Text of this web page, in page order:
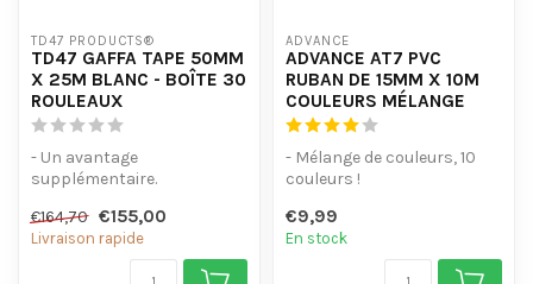
TD47 PRODUCTS®
TD47 GAFFA TAPE 50MM
X 25M BLANC - BOÎTE 30
ROULEAUX
- Un avantage
supplémentaire.
colle et est imperm...
€164,70 €155,00
Livraison rapide
ADVANCE
ADVANCE AT7 PVC
RUBAN DE 15MM X 10M
COULEURS MÉLANGE
- Mélange de couleurs, 10
couleurs !
- Facile à...
€9,99
En stock